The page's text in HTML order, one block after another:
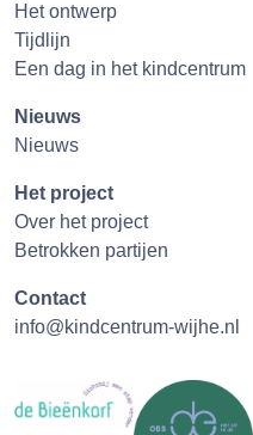
Het ontwerp
Tijdlijn
Een dag in het kindcentrum
Nieuws
Nieuws
Het project
Over het project
Betrokken partijen
Contact
info@kindcentrum-wijhe.nl